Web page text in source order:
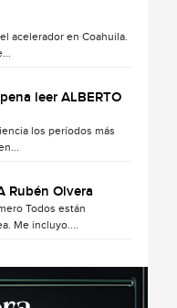
acelerador en Coahuila.
leer ALBERTO
los períodos más
Rubén Olvera
Todos están
Me incluyo....